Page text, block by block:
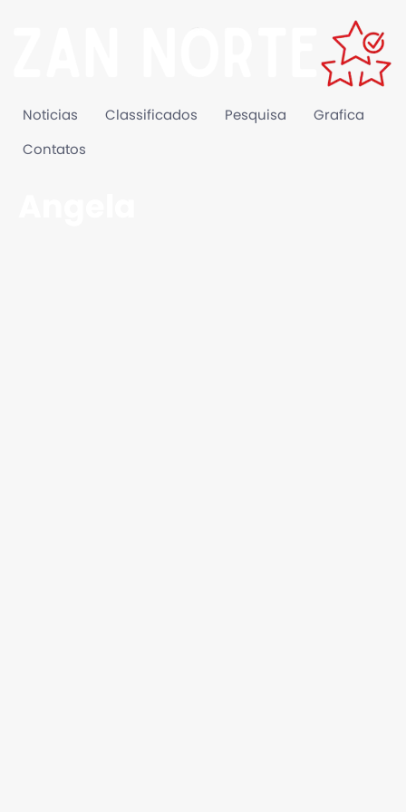
Noticias Classificados Pesquisa Grafica
Contatos